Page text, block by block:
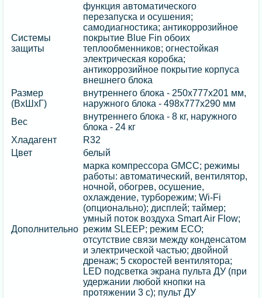
Системы
защиты
функция автоматического
перезапуска и осушения;
самодиагностика; антикоррозийное
покрытие Blue Fin обоих
теплообменников; огнестойкая
электрическая коробка;
антикоррозийное покрытие корпуса
внешнего блока
Размер
(ВхШхГ)
внутреннего блока - 250х777х201 мм,
наружного блока - 498х777х290 мм
Вес
внутреннего блока - 8 кг, наружного
блока - 24 кг
Хладагент
R32
Цвет
белый
Дополнительно
марка компрессора GMCC; режимы
работы: автоматический, вентилятор,
ночной, обогрев, осушение,
охлаждение, турборежим; Wi-Fi
(опционально); дисплей; таймер;
умный поток воздуха Smart Air Flow;
режим SLEEP; режим ECO;
отсутствие связи между конденсатом
и электрической частью; двойной
дренаж; 5 скоростей вентилятора;
LED подсветка экрана пульта ДУ (при
удержании любой кнопки на
протяжении 3 с); пульт ДУ